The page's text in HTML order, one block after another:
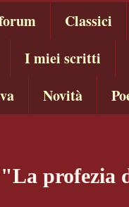
Classici
I miei scritti
Novità
profezia